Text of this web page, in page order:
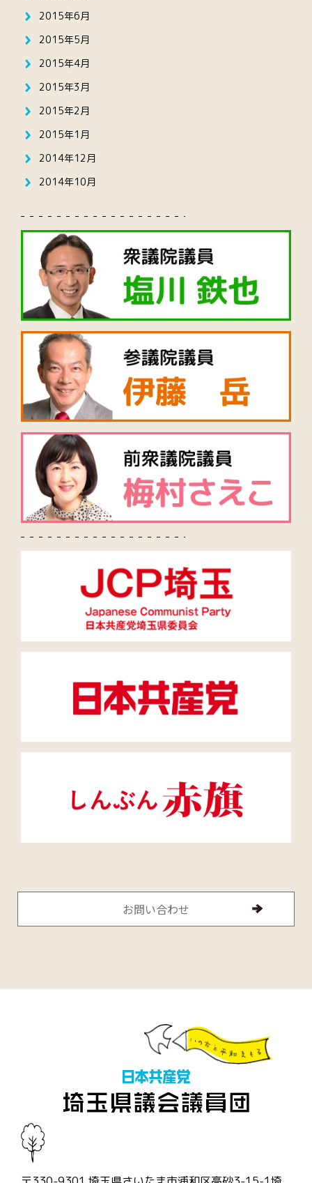
2015年6月
2015年5月
2015年4月
2015年3月
2015年2月
2015年1月
2014年12月
2014年10月
お問い合わせ